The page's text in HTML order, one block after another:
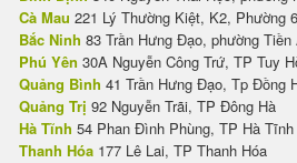
Cà Mau 221 Lý Thường Kiệt, K2, Phường
Bắc Ninh 83 Trần Hưng Đạo, phường
Phú Yên 30A Nguyễn Công Trứ, TP Tuy
Quảng Bình 41 Trần Hưng Đạo, Tp Đồng
Quảng Trị 92 Nguyễn Trãi, TP Đông Hà
Hà Tĩnh 54 Phan Đình Phùng, TP Hà Tĩnh
Thanh Hóa 177 Lê Lai, TP Thanh Hóa